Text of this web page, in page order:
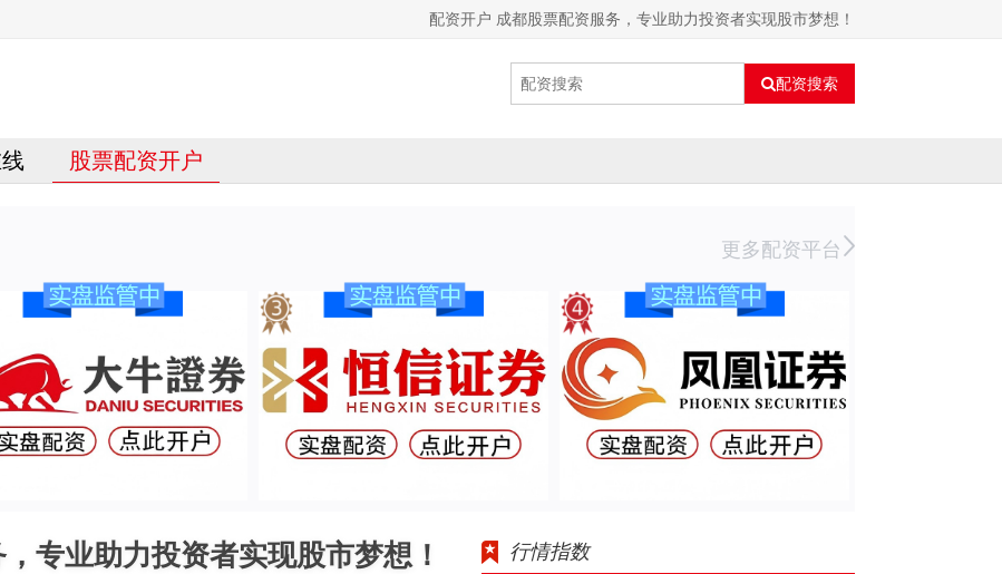
配资开户 成都股票配资服务，专业助力投资者实现股市梦想！
配资搜索
股票配资开户
更多配资平台
专业助力投资者实现股市梦想！ 行情指数